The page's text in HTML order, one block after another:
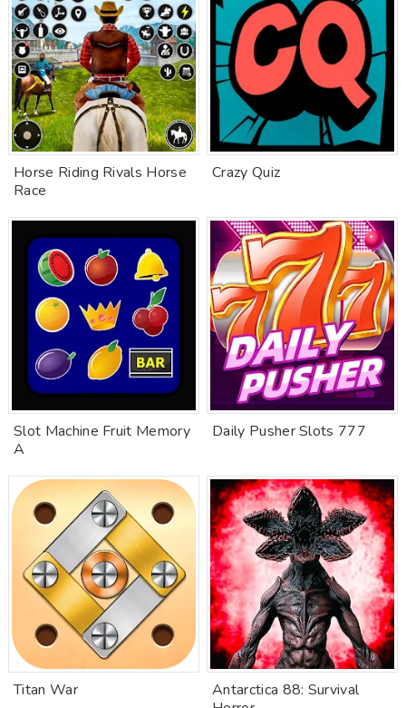
Horse Riding Rivals Horse
Race
Crazy Quiz
Slot Machine Fruit Memory
A
Daily Pusher Slots 777
Titan War
Antarctica 88: Survival